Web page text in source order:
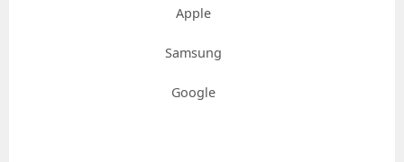
Apple
Samsung
Google